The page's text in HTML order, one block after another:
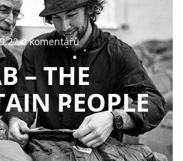
0 komentářů
– THE
PEOPLE